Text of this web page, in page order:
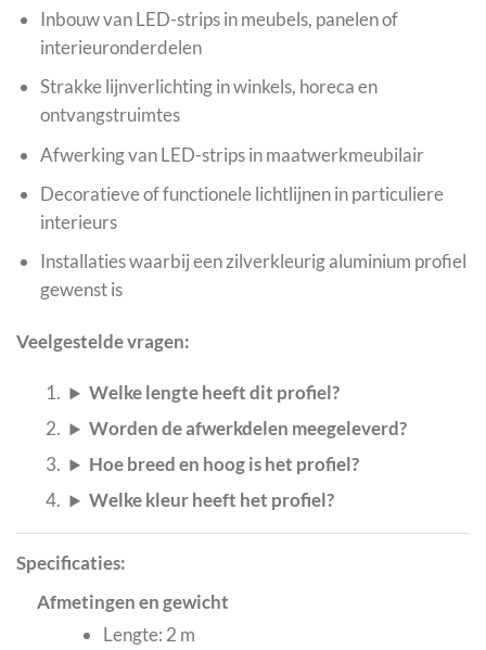
Inbouw van LED-strips in meubels, panelen of
interieuronderdelen
Strakke lijnverlichting in winkels, horeca en
ontvangstruimtes
Afwerking van LED-strips in maatwerkmeubilair
Decoratieve of functionele lichtlijnen in particuliere
interieurs
Installaties waarbij een zilverkleurig aluminium profiel
gewenst is
Veelgestelde vragen:
Welke lengte heeft dit profiel?
Worden de afwerkdelen meegeleverd?
Hoe breed en hoog is het profiel?
Welke kleur heeft het profiel?
Specificaties:
Afmetingen en gewicht
Lengte: 2 m